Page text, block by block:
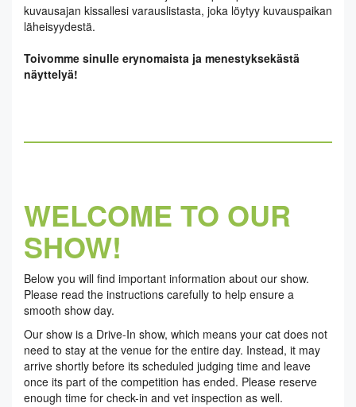
kuvausajan kissallesi varauslistasta, joka löytyy kuvauspaikan
läheisyydestä.
Toivomme sinulle erynomaista ja menestyksekästä
näyttelyä!
WELCOME TO OUR
SHOW!
Below you will find important information about our show.
Please read the instructions carefully to help ensure a
smooth show day.
Our show is a Drive-In show, which means your cat does not
need to stay at the venue for the entire day. Instead, it may
arrive shortly before its scheduled judging time and leave
once its part of the competition has ended. Please reserve
enough time for check-in and vet inspection as well.